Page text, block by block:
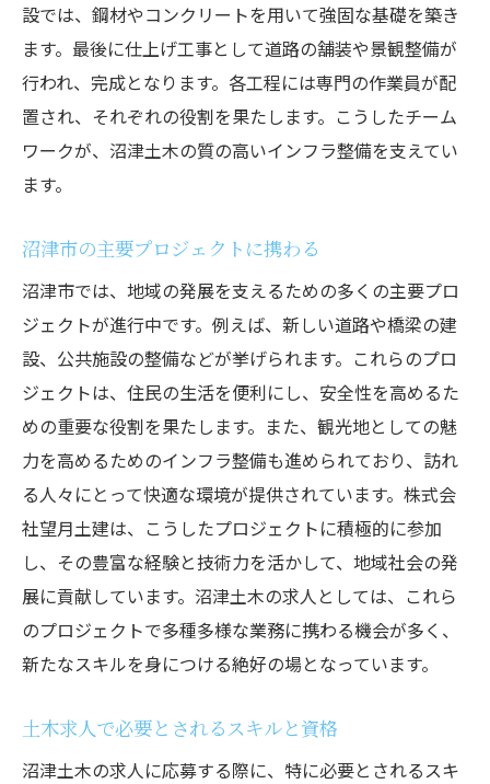
設では、鋼材やコンクリートを用いて強固な基礎を築き
ます。最後に仕上げ工事として道路の舗装や景観整備が
行われ、完成となります。各工程には専門の作業員が配
置され、それぞれの役割を果たします。こうしたチーム
ワークが、沼津土木の質の高いインフラ整備を支えてい
ます。
沼津市の主要プロジェクトに携わる
沼津市では、地域の発展を支えるための多くの主要プロ
ジェクトが進行中です。例えば、新しい道路や橋梁の建
設、公共施設の整備などが挙げられます。これらのプロ
ジェクトは、住民の生活を便利にし、安全性を高めるた
めの重要な役割を果たします。また、観光地としての魅
力を高めるためのインフラ整備も進められており、訪れ
る人々にとって快適な環境が提供されています。株式会
社望月土建は、こうしたプロジェクトに積極的に参加
し、その豊富な経験と技術力を活かして、地域社会の発
展に貢献しています。沼津土木の求人としては、これら
のプロジェクトで多種多様な業務に携わる機会が多く、
新たなスキルを身につける絶好の場となっています。
土木求人で必要とされるスキルと資格
沼津土木の求人に応募する際に、特に必要とされるスキ